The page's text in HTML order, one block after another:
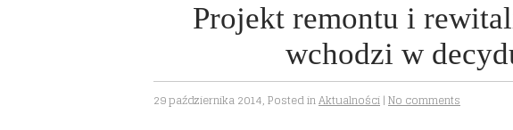
Projekt remontu i
wchodzi w
29 października 2014, Posted inAktualności|No comments